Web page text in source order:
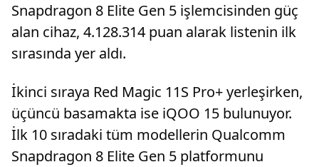
Snapdragon 8 Elite Gen 5 işlemcisinden güç
alan cihaz, 4.128.314 puan alarak listenin ilk
sırasında yer aldı.
İkinci sıraya Red Magic 11S Pro+ yerleşirken,
üçüncü basamakta ise iQOO 15 bulunuyor.
İlk 10 sıradaki tüm modellerin Qualcomm
Snapdragon 8 Elite Gen 5 platformunu